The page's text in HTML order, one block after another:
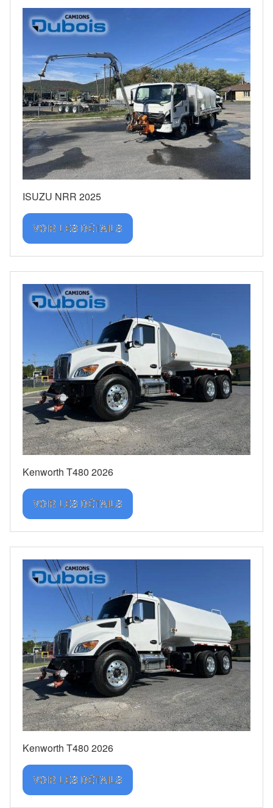
ISUZU NRR 2025
VOIR LES DÉTAILS
Kenworth T480 2026
VOIR LES DÉTAILS
Kenworth T480 2026
VOIR LES DÉTAILS